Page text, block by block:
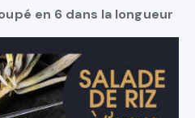
en 6 dans la longueur